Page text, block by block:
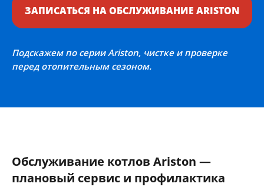
ЗАПИСАТЬСЯ НА ОБСЛУЖИВАНИЕ ARISTON
Подскажем по серии Ariston, чистке и проверке
перед отопительным сезоном.
Обслуживание котлов Ariston —
плановый сервис и профилактика